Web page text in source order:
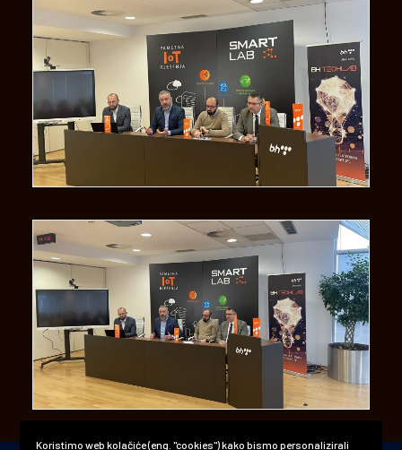
Koristimo web kolačiće (eng. "cookies") kako bismo personalizirali